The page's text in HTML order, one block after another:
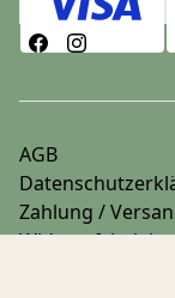
AGB
Zahlung /